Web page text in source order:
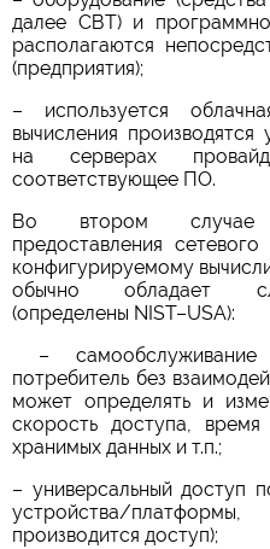
далее СВТ) и
располагаются
(предприятия);
– используется
вычисления
на серверах
соответствующее ПО.
Во втором случае
предоставления
конфигурируемому
обычно обладает
(определены NIST–USA):
–
потребитель без
может определять и
скорость доступа,
хранимых данных и т.п.;
– универсальный доступ
устройства/
производится доступ);